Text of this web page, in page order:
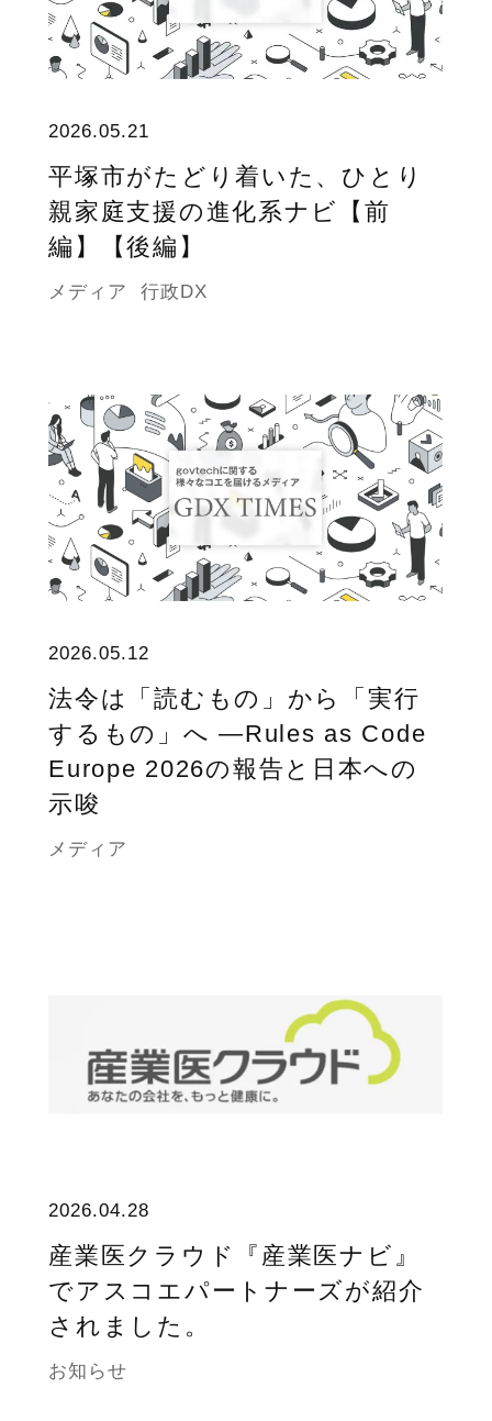
2026.05.21
平塚市がたどり着いた、ひとり
親家庭支援の進化系ナビ【前
編】【後編】
メディア 行政DX
2026.05.12
法令は「読むもの」から「実行
するもの」へ ―Rules as Code
Europe 2026の報告と日本への
示唆
メディア
2026.04.28
産業医クラウド『産業医ナビ』
でアスコエパートナーズが紹介
されました。
お知らせ